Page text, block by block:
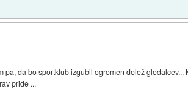
da bo sportklub izgubil ogromen delež gledalcev...
pride ...